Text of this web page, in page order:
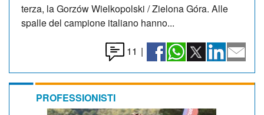
terza, la Gorzów Wielkopolski / Zielona Góra. Alle
spalle del campione italiano hanno...
11 |
PROFESSIONISTI